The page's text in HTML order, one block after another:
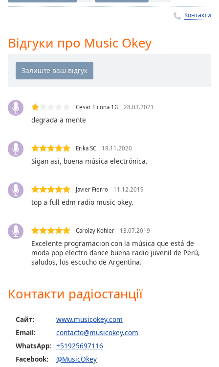
Chapters
Descriptions
descriptions
off,
Subtitles
subtitles
opens
subtitles
settings
subtitles
off
,
Audio
Track
This
modal
window.
Beginning
Контакти
Відгуки про Music Okey
Cesar Ticona 1G 28.03.2021
degrada a mente
Erika SC 18.11.2020
Sigan así, buena música electrónica.
Javier Fierro 11.12.2019
top a full edm radio music okey.
Carolay Kohler 13.07.2019
Excelente programacion con la música que está de
moda pop electro dance buena radio juvenil de Perú,
saludos, los escucho de Argentina.
Контакти радіостанції
Сайт:
www.musicokey.com
Email:
contacto@musicokey.com
WhatsApp: +51925697116
Facebook:
@MusicOkey